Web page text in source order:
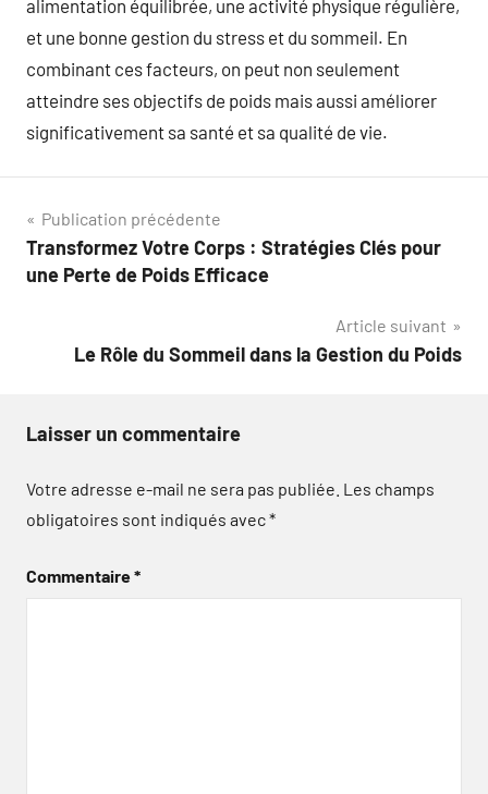
alimentation équilibrée, une activité physique régulière,
et une bonne gestion du stress et du sommeil. En
combinant ces facteurs, on peut non seulement
atteindre ses objectifs de poids mais aussi améliorer
significativement sa santé et sa qualité de vie.
Navigation
de
Publication précédente
Transformez Votre Corps : Stratégies Clés pour
une Perte de Poids Efficace
Article suivant
Le Rôle du Sommeil dans la Gestion du Poids
Laisser un commentaire
Votre adresse e-mail ne sera pas publiée. Les champs
obligatoires sont indiqués avec*
Commentaire*